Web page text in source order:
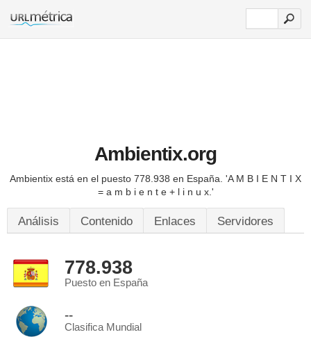
Ambientix.org
Ambientix está en el puesto 778.938 en España. 'A M B I E N T I X
= a m b i e n t e + l i n u x.'
Análisis Contenido Enlaces Servidores
778.938
Puesto en España
--
Clasifica Mundial